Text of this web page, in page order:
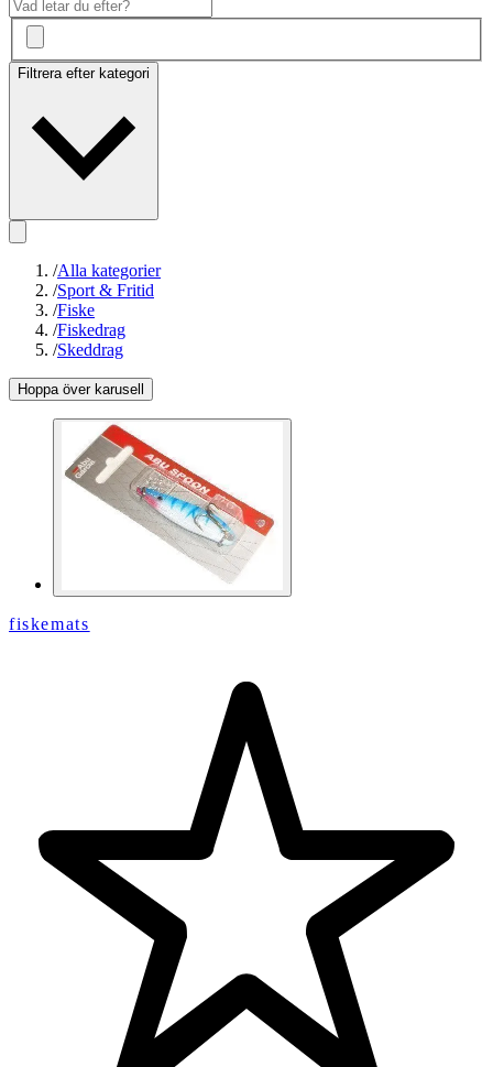
Filtrera efter kategori
/Alla kategorier
/Sport & Fritid
/Fiske
/Fiskedrag
/Skeddrag
Hoppa över karusell
fiskemats